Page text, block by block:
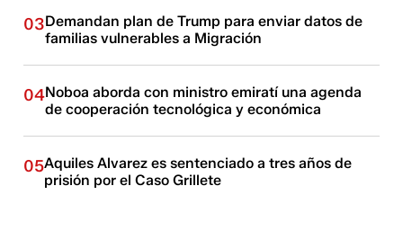
03Demandan plan de Trump para enviar datos de
familias vulnerables a Migración
04Noboa aborda con ministro emiratí una agenda
de cooperación tecnológica y económica
05Aquiles Alvarez es sentenciado a tres años de
prisión por el Caso Grillete